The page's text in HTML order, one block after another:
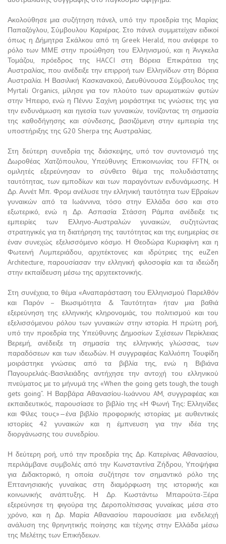
Ακολούθησε μια συζήτηση πάνελ, υπό την προεδρία της Μαρίας
Παπαζόγλου, Σύμβουλου Καριέρας. Στο πάνελ συμμετείχαν ειδικοί
όπως η Δήμητρα Σκάλκοu από τη Greek Herald, που ανέφερε το
ρόλο των ΜΜΕ στην προώθηση του Ελληνισμού, και η Άνγκελα
Τομάζοu, πρόεδρος της HACCI στη Βόρεια Επικράτεια της
Αυστραλίας, που ανέδειξε την επιρροή των Ελληνίδων στη Βόρεια
Αυστραλία. Η Βασιλική Κασκανακού, Διευθύνουσα Σύμβουλος της
Myrtali Organics, μίλησε για τον πλούτο των αρωματικών φυτών
στην Ήπειρο, ενώ η Πέννυ Σαχίνη μοιράστηκε τις γνώσεις της για
την ενδυνάμωση και ηγεσία των γυναικών, τονίζοντας τη σημασία
της καθοδήγησης και σύνδεσης, βασιζόμενη στην εμπειρία της
υποστήριξης της G20 Sherpa της Αυστραλίας.
Στη δεύτερη συνεδρία της διάσκεψης, υπό τον συντονισμό της
Δωροθέας Χατζόπουλου, Υπεύθυνης Επικοινωνίας του FFTN, οι
ομιλητές εξερεύνησαν το σύνθετο θέμα της πολυδιάστατης
ταυτότητας, των εμποδίων και των παραγόντων ενδυνάμωσης. Η
Δρ. Αννέτ Μπ. Φρομ ανέλυσε την ελληνική ταυτότητα των Εβραίων
γυναικών από τα Ιωάννινα, τόσο στην Ελλάδα όσο και στο
εξωτερικό, ενώ η Δρ. Ασπασία Στάσση Ράμπα ανέδειξε τις
εμπειρίες των Ελληνο-Αυστραλών γυναικών, συζητώντας
στρατηγικές για τη διατήρηση της ταυτότητας και της ευημερίας σε
έναν συνεχώς εξελισσόμενο κόσμο. Η Θεοδώρα Κυριαφίνη και η
Φωτεινή Λυμπεριάδου, αρχιτέκτονες και ιδρύτριες της euΖen
Architecture, παρουσίασαν την ελληνική φιλοσοφία και τα ιδεώδη
στην εκπαίδευση μέσω της αρχιτεκτονικής.
Στη συνέχεια, το θέμα «Αναπαράσταση του Ελληνισμού Παρελθόν
και Παρόν – Βιωσιμότητα & Ταυτότητα» ήταν μια βαθιά
εξερεύνηση της ελληνικής κληρονομιάς, του πολιτισμού και του
εξελισσόμενου ρόλου των γυναικών στην ιστορία. Η πρώτη ροή,
υπό την προεδρία της Υπεύθυνης Δημοσίων Σχέσεων Περίκλειας
Βερεμή, ανέδειξε τη σημασία της ελληνικής γλώσσας, των
παραδόσεων και των ιδεωδών. Η συγγραφέας Καλλιόπη Τουφίδη
μοιράστηκε γνώσεις από τα βιβλία της, ενώ η Βιβιάνα
Παγουρελιάς-Βασιλειάδης αντήχησε την αντοχή του ελληνικού
πνεύματος με το μήνυμά της «When the going gets tough, the tough
gets going”. Η Βαρβάρα Αθανασίου-Ιωάννου AM, συγγραφέας και
εκπαιδευτικός, παρουσίασε το βιβλίο της «Η Φωνή Της: Ελληνίδες
και Φίλες τους»—ένα βιβλίο προφορικής ιστορίας με αυθεντικές
ιστορίες 42 γυναικών και η έμπνευση για την ιδέα της
διοργάνωσης του συνεδρίου.
Η δεύτερη ροή, υπό την προεδρία της Δρ. Κατερίνας Αθανασίου,
περιλάμβανε συμβολές από την Κωνσταντίνα Ζήδρου, Υποψήφια
για Διδακτορικό, η οποία συζήτησε τον σημαντικό ρόλο της
Επτανησιακής γυναίκας στη διαμόρφωση της ιστορικής και
κοινωνικής ανάπτυξης. Η Δρ. Κωστάντω Μπαρούτα-Ξέρα
εξερεύνησε τη φιγούρα της Δεροπολίτισσας γυναίκας μέσα στο
χρόνο, και η Δρ. Μαρία Αθανασίου παρουσίασε μια ενδελεχή
ανάλυση της θρηνητικής ποίησης και τέχνης στην Ελλάδα μέσω
της Μελέτης των Επικήδειων.